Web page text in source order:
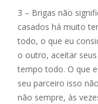
3 – Brigas não
casados há muito
todo, o que eu
o outro, aceitar
tempo todo. O que
seu parceiro isso
não sempre, às